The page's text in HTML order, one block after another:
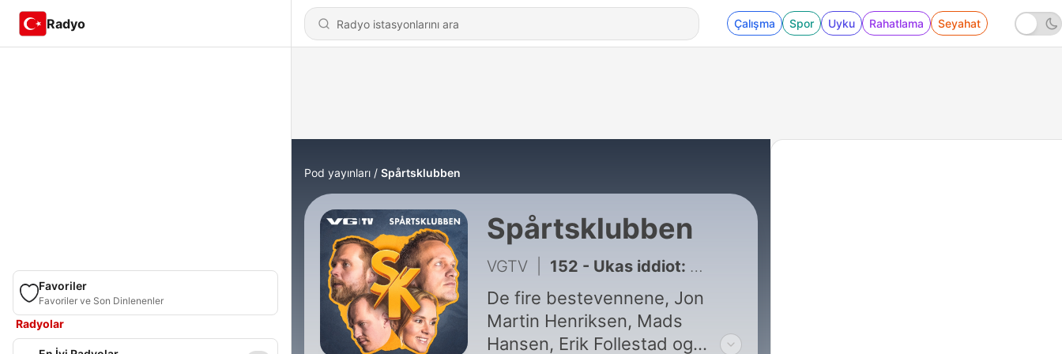
Radyo Çalışma Spor Uyku Rahatlama Seyahat
Favoriler
Favoriler ve Son Dinlenenler
Radyolar
Pod yayınları Spårtsklubben
Spårtsklubben
VGTV 152 - Ukas iddiot: Vi kan anerkjenne f*tteskatt og 69 kroner
De fire bestevennene, Jon
Martin Henriksen, Mads
Hansen, Erik Follestad og